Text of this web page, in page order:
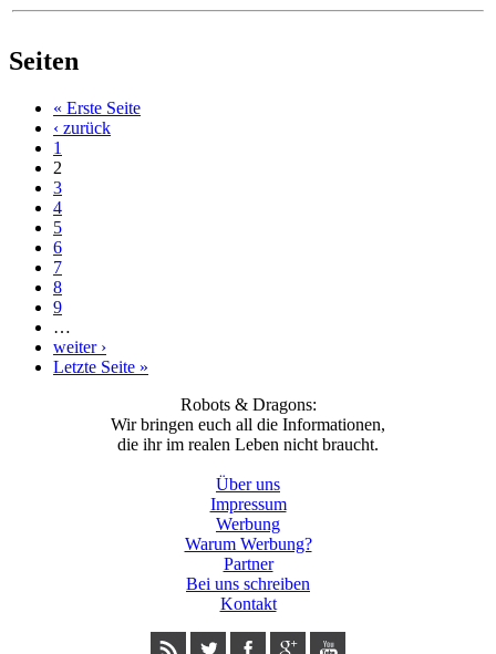
Seiten
« Erste Seite
‹ zurück
1
2
3
4
5
6
7
8
9
…
weiter ›
Letzte Seite »
Robots & Dragons:
Wir bringen euch all die Informationen,
die ihr im realen Leben nicht braucht.
Über uns
Impressum
Werbung
Warum Werbung?
Partner
Bei uns schreiben
Kontakt